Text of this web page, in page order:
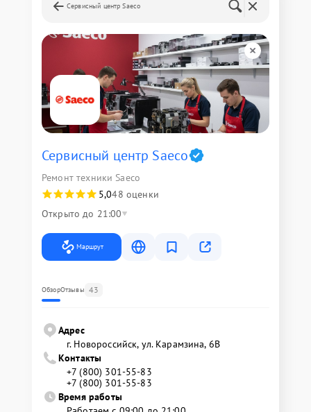
Сервисный центр Saeco
Сервисный центр Saeco
Ремонт техники Saeco
5,048 оценки
Открыто до 21:00
Маршрут
ОбзорОтзывы 43
Адрес
г. Новороссийск, ул. Карамзина, 6В
Контакты
+7 (800) 301-55-83
+7 (800) 301-55-83
Время работы